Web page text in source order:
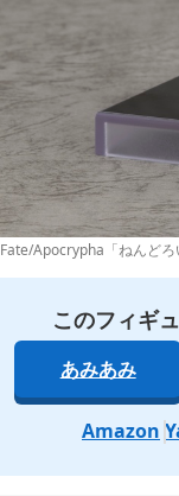
Fate/Apocrypha「ねんどろ
このフィギ
あみあみ
Amazon